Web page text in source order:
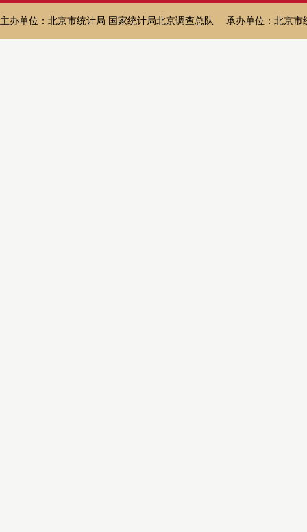
主办单位：北京市统计局 国家统计局北京调查总队 承办单位：北京市